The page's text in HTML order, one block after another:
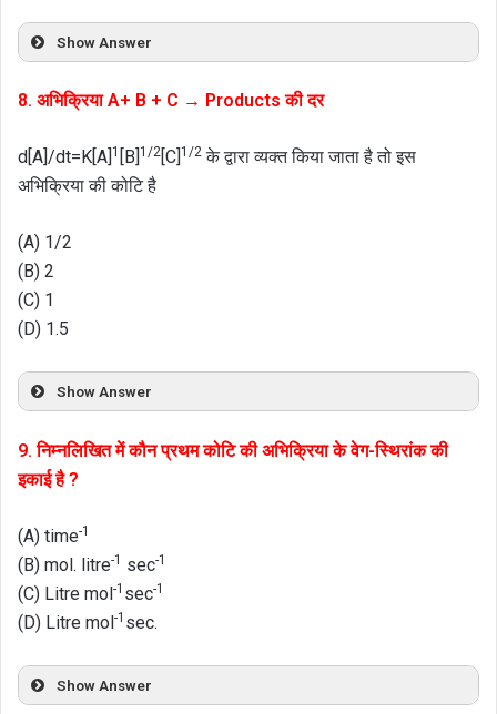
Show Answer
8. अभिक्रिया A+ B + C → Products की दर
d[A]/dt=K[A] 1 [B] 1/2 [C] 1/2 के द्वारा व्यक्त किया जाता है तो इस
अभिक्रिया की कोटि है
(A) 1/2
(B) 2
(C) 1
(D) 1.5
Show Answer
9. निम्नलिखित में कौन प्रथम कोटि की अभिक्रिया के वेग-स्थिरांक की
इकाई है ?
(A) time-1
(B) mol. litre-1 sec-1
(C) Litre mol-1 sec-1
(D) Litre mol-1 sec.
Show Answer